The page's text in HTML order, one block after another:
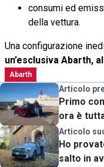
consumi ed
della vettura.
Una configurazione
un’esclusiva Abarth,
Abarth
Articolo
Primo
ora è
Articolo
Ho
salto in